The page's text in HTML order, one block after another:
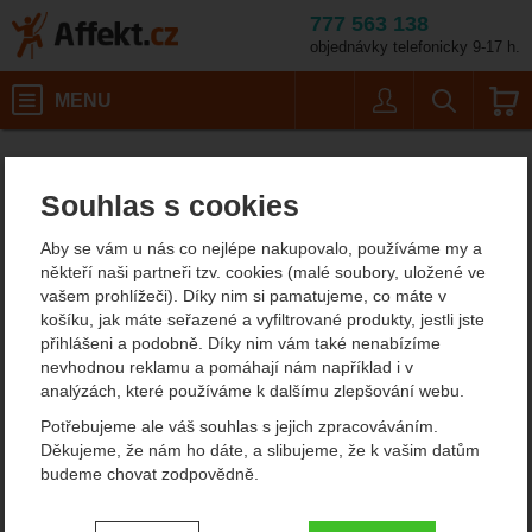
Souhlas s cookies
Aby se vám u nás co nejlépe nakupovalo, používáme my a
někteří naši partneři tzv. cookies (malé soubory, uložené ve
vašem prohlížeči). Díky nim si pamatujeme, co máte v
košíku, jak máte seřazené a vyfiltrované produkty, jestli jste
přihlášeni a podobně. Díky nim vám také nenabízíme
nevhodnou reklamu a pomáhají nám například i v
analýzách, které používáme k dalšímu zlepšování webu.
Potřebujeme ale váš souhlas s jejich zpracováváním.
Děkujeme, že nám ho dáte, a slibujeme, že k vašim datům
budeme chovat zodpovědně.
Nastavení souhlasů s kategoriemi
777 563 138
objednávky telefonicky 9-17 h.
MENU
Lyofood Curry s
Lyofood Curry s kopřivou
dehydrované hlavní jídlo
Fotografie